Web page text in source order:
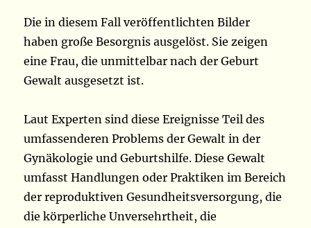
Die in diesem Fall veröffentlichten Bilder
haben große Besorgnis ausgelöst. Sie zeigen
eine Frau, die unmittelbar nach der Geburt
Gewalt ausgesetzt ist.
Laut Experten sind diese Ereignisse Teil des
umfassenderen Problems der Gewalt in der
Gynäkologie und Geburtshilfe. Diese Gewalt
umfasst Handlungen oder Praktiken im Bereich
der reproduktiven Gesundheitsversorgung, die
die körperliche Unversehrtheit, die